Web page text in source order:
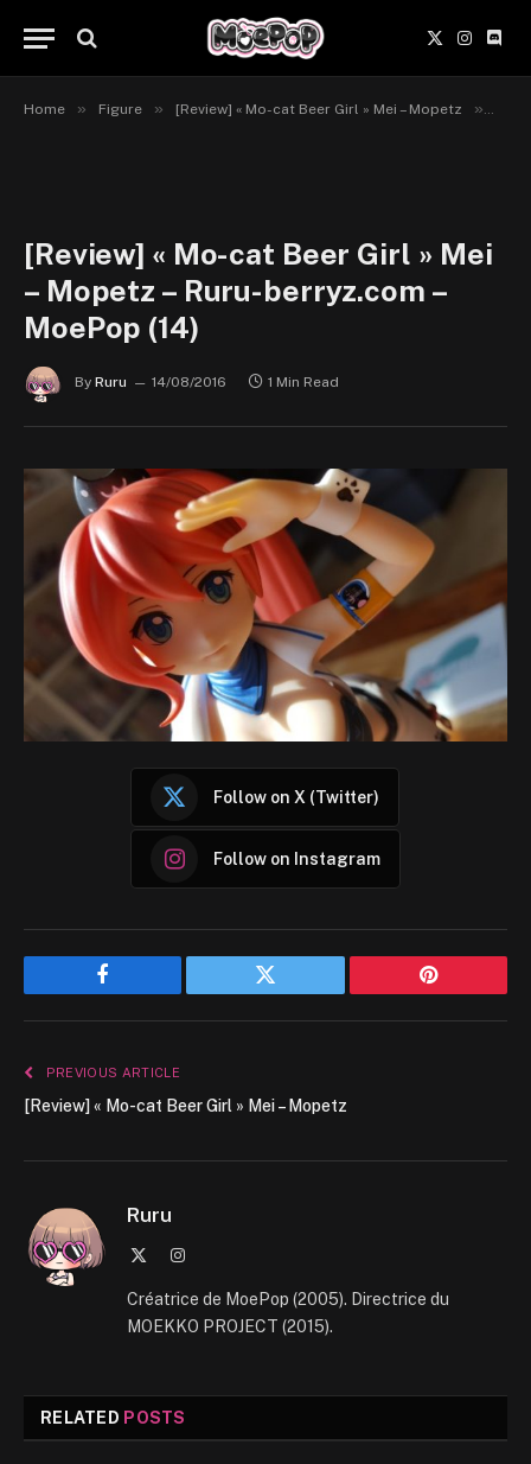
X
(Twitter)
Home » Figure » [Review] « Mo-cat Beer Girl » Mei – Mopetz »
[Review] « Mo-cat Beer Girl » Mei
– Mopetz – Ruru-berryz.com –
MoePop (14)
By Ruru 14/08/2016 1 Min Read
Follow on X (Twitter)
Follow on Instagram
Facebook Twitter Pinterest
PREVIOUS ARTICLE
[Review] « Mo-cat Beer Girl » Mei – Mopetz
Ruru
Instagram
Créatrice de MoePop (2005). Directrice du
MOEKKO PROJECT (2015).
RELATED POSTS